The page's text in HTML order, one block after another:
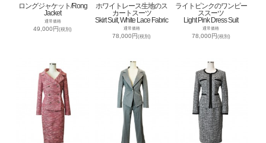
ロングジャケット/Rong
Jacket
通常価格
49,000円(税別)
ホワイトレース生地のス
カートスーツ
Skirt Suit, White Lace Fabric
通常価格
78,000円(税別)
ライトピンクのワンピー
ススーツ
Light Pink Dress Suit
通常価格
78,000円(税別)